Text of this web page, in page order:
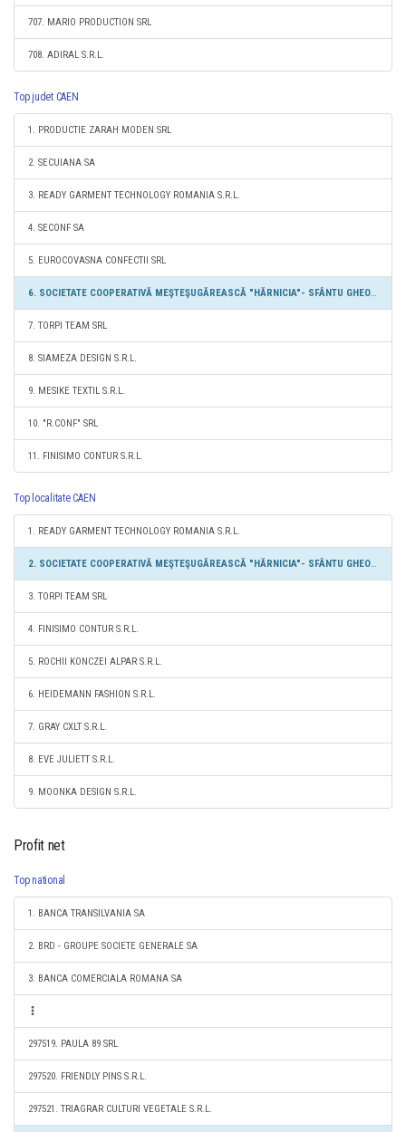
707. MARIO PRODUCTION SRL
708. ADIRAL S.R.L.
Top judet CAEN
1. PRODUCTIE ZARAH MODEN SRL
2. SECUIANA SA
3. READY GARMENT TECHNOLOGY ROMANIA S.R.L.
4. SECONF SA
5. EUROCOVASNA CONFECTII SRL
6. SOCIETATE COOPERATIVĂ MEŞTEŞUGĂREASCĂ "HĂRNICIA"- SFÂNTU GHEORGHE
7. TORPI TEAM SRL
8. SIAMEZA DESIGN S.R.L.
9. MESIKE TEXTIL S.R.L.
10. "R.CONF" SRL
11. FINISIMO CONTUR S.R.L.
Top localitate CAEN
1. READY GARMENT TECHNOLOGY ROMANIA S.R.L.
2. SOCIETATE COOPERATIVĂ MEŞTEŞUGĂREASCĂ "HĂRNICIA"- SFÂNTU GHEORGHE
3. TORPI TEAM SRL
4. FINISIMO CONTUR S.R.L.
5. ROCHII KONCZEI ALPAR S.R.L.
6. HEIDEMANN FASHION S.R.L.
7. GRAY CXLT S.R.L.
8. EVE JULIETT S.R.L.
9. MOONKA DESIGN S.R.L.
Profit net
Top national
1. BANCA TRANSILVANIA SA
2. BRD - GROUPE SOCIETE GENERALE SA
3. BANCA COMERCIALA ROMANA SA
297519. PAULA 89 SRL
297520. FRIENDLY PINS S.R.L.
297521. TRIAGRAR CULTURI VEGETALE S.R.L.